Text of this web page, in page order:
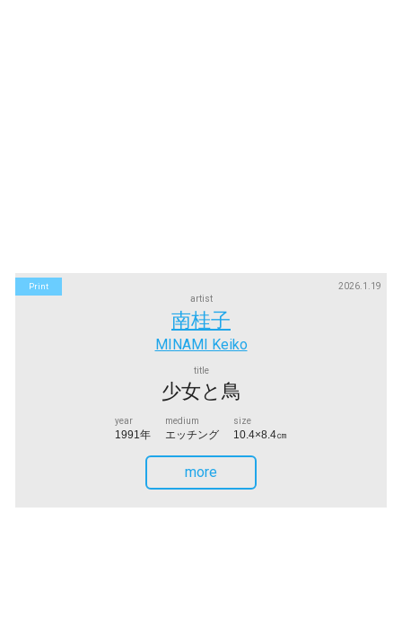
Print
2026.1.19
artist
南桂子
MINAMI Keiko
title
少女と鳥
year
1991年
medium
エッチング
size
10.4×8.4㎝
more